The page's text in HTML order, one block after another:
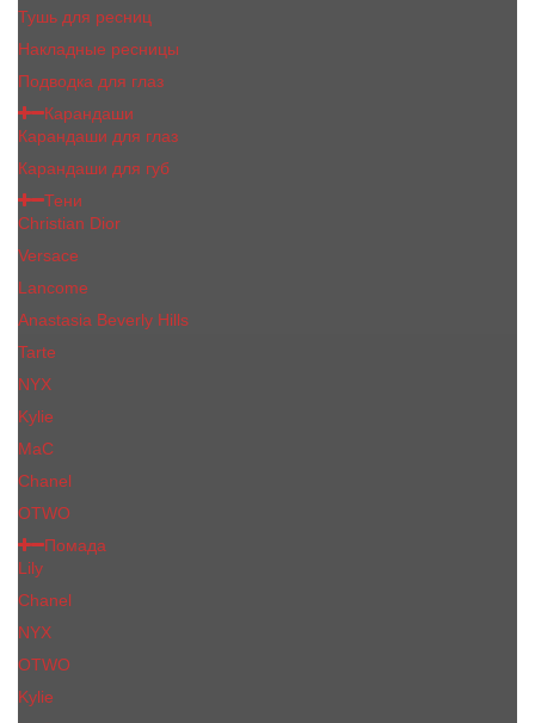
Тушь для ресниц
Накладные ресницы
Подводка для глаз
Карандаши
Карандаши для глаз
Карандаши для губ
Тени
Christian Dior
Versace
Lancome
Anastasia Beverly Hills
Tarte
NYX
Kylie
MaC
Сhanеl
OTWO
Помада
Lily
Chanel
NYX
OTWO
Kylie